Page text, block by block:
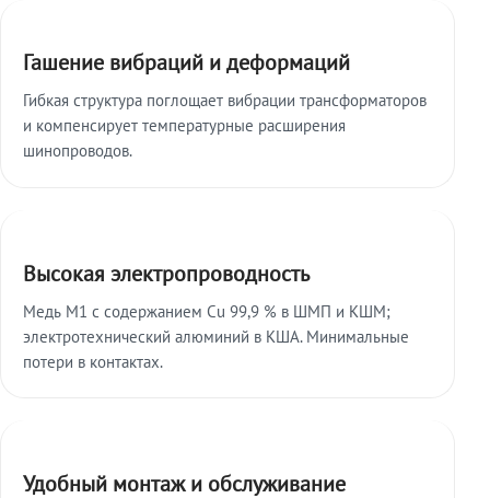
Гашение вибраций и деформаций
Гибкая структура поглощает вибрации трансформаторов
и компенсирует температурные расширения
шинопроводов.
Высокая электропроводность
Медь М1 с содержанием Cu 99,9 % в ШМП и КШМ;
электротехнический алюминий в КША. Минимальные
потери в контактах.
Удобный монтаж и обслуживание